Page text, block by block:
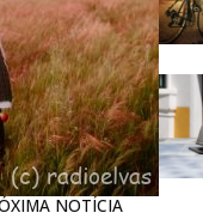
NOTÍCIA